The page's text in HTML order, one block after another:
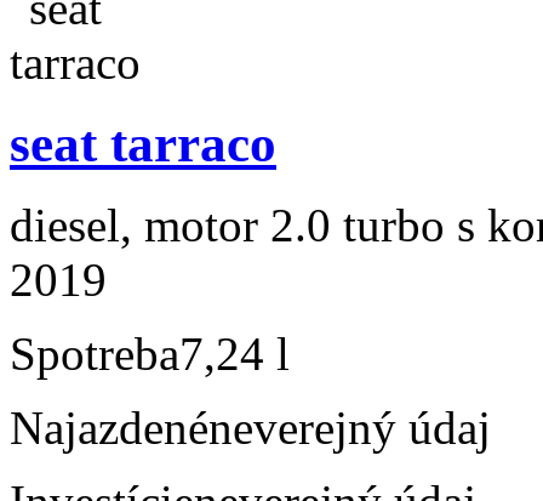
seat tarraco
diesel, motor 2.0 turbo s
2019
Spotreba7,24 l
Najazdenéneverejný údaj